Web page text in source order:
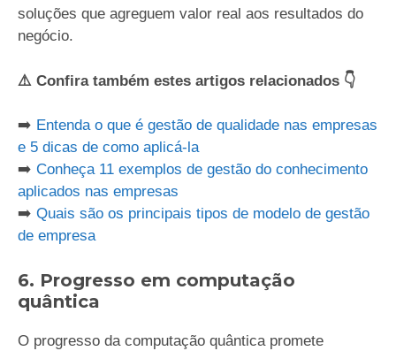
soluções que agreguem valor real aos resultados do
negócio.
⚠️ Confira também estes artigos relacionados 👇
➡️ Entenda o que é gestão de qualidade nas empresas
e 5 dicas de como aplicá-la
➡️ Conheça 11 exemplos de gestão do conhecimento
aplicados nas empresas
➡️ Quais são os principais tipos de modelo de gestão
de empresa
6. Progresso em computação
quântica
O progresso da computação quântica promete